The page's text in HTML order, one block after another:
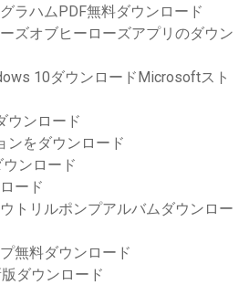
ラハムPDF無料ダウンロード
ズオブヒーローズアプリのダウン
10ダウンロードMicrosoftスト
ウンロード
ンをダウンロード
ンロード
ード
トリルポンプアルバムダウンロー
無料ダウンロード
ダウンロード